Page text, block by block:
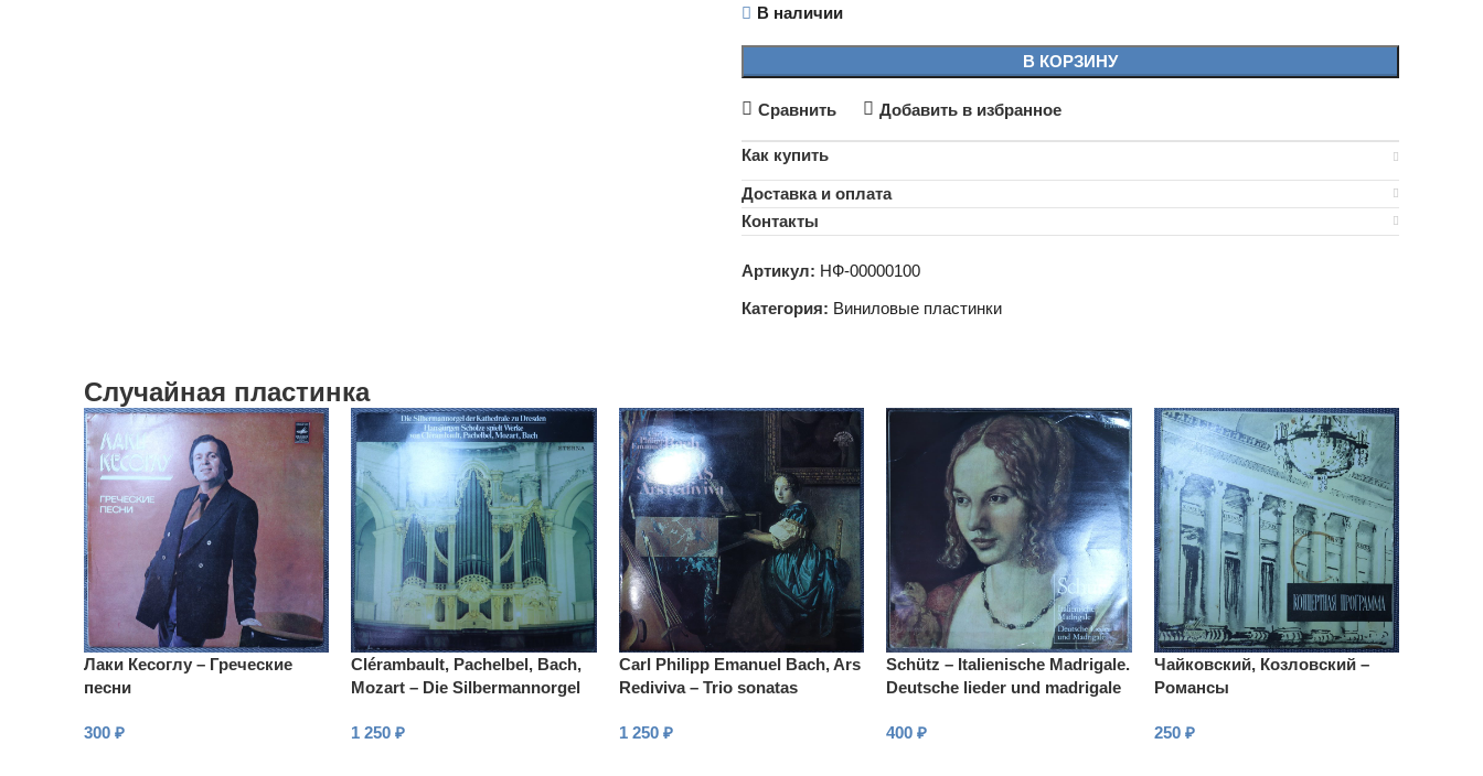
В наличии
В КОРЗИНУ
Сравнить Добавить в избранное
Как купить
Доставка и оплата
Контакты
Артикул: НФ-00000100
Категория: Виниловые пластинки
Случайная пластинка
Лаки Кесоглу – Греческие
песни
300 ₽
Clérambault, Pachelbel, Bach,
Mozart – Die Silbermannorgel
1 250₽
Carl Philipp Emanuel Bach, Ars
Rediviva – Trio sonatas
1 250 ₽
Schütz – Italienische Madrigale.
Deutsche lieder und madrigale
400₽
Чайковский, Козловский –
Романсы
250 ₽